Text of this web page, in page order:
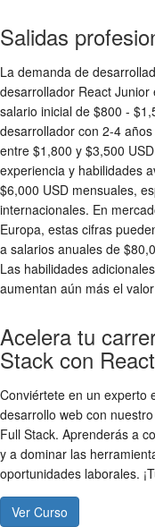
Salidas
La demanda de
desarrollador React
salario inicial de $800 -
desarrollador con 2-4
entre $1,800 y $3,500
experiencia y habilidades
$6,000 USD mensuales,
internacionales. En
Europa, estas cifras
a salarios anuales de
Las habilidades
aumentan aún más el
Acelera tu
Stack con React
Conviértete en un experto
desarrollo web con
Full Stack. Aprenderás a
y a dominar las
oportunidades laborales.
Ver Curso